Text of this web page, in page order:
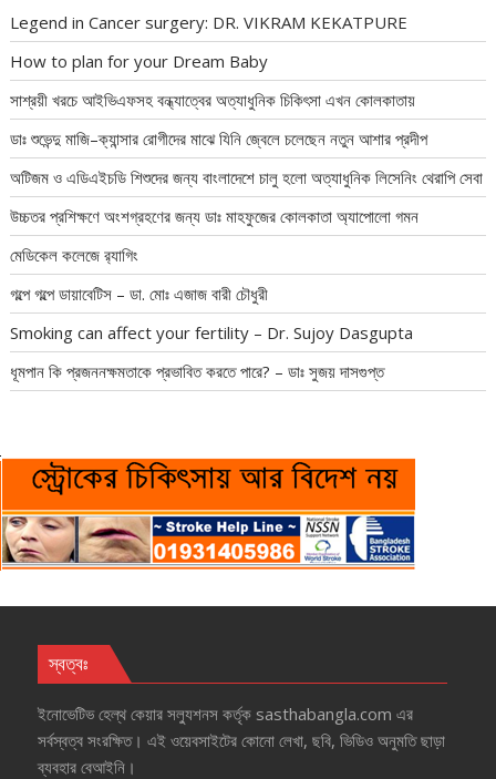
Legend in Cancer surgery: DR. VIKRAM KEKATPURE
How to plan for your Dream Baby
সাশ্রয়ী খরচে আইভিএফসহ বন্ধ্যাত্বের অত্যাধুনিক চিকিৎসা এখন কোলকাতায়
ডাঃ শুভেন্দু মাজি–ক্যান্সার রোগীদের মাঝে যিনি জ্বেলে চলেছেন নতুন আশার প্রদীপ
অটিজম ও এডিএইচডি শিশুদের জন্য বাংলাদেশে চালু হলো অত্যাধুনিক লিসেনিং থেরাপি সেবা
উচ্চতর প্রশিক্ষণে অংশগ্রহণের জন্য ডাঃ মাহফুজের কোলকাতা অ্যাপোলো গমন
মেডিকেল কলেজে র‍্যাগিং
গল্পে গল্পে ডায়াবেটিস – ডা. মোঃ এজাজ বারী চৌধুরী
Smoking can affect your fertility – Dr. Sujoy Dasgupta
ধূমপান কি প্রজননক্ষমতাকে প্রভাবিত করতে পারে? – ডাঃ সুজয় দাসগুপ্ত
স্বত্বঃ
ইনোভেটিভ হেল্‌থ কেয়ার সল্যুশনস কর্তৃক sasthabangla.com এর
সর্বস্বত্ব সংরক্ষিত। এই ওয়েবসাইটের কোনো লেখা, ছবি, ভিডিও অনুমতি ছাড়া
ব্যবহার বেআইনি।